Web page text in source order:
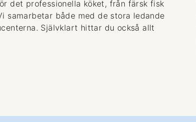
det professionella köket, från färsk fisk
samarbetar både med de stora ledande
Självklart hittar du också allt